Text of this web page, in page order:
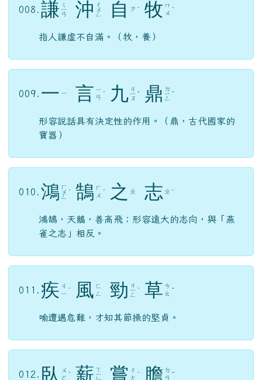
008.謙ㄑ
ㄧ
ㄢ 沖 ㄔ
ㄨ
ㄥ 自ㄗ 牧
009.一ㄧ 言ㄧ
ㄢˊ 九ㄐ
ㄧ
ㄡ
ˇ 鼎 ㄉ
ㄧ
ㄥ
ˇ
010.鴻 ㄨ ˊ 鵠
ㄏ
ㄨˊ 之 ㄓ 志ㄓ ˋ
011.疾ㄐ
ㄧˊ 風
ㄈ
ㄥ
勁ㄐ
ㄧ
ㄥ
ˋ 草ㄘ
ㄠ
ˇ